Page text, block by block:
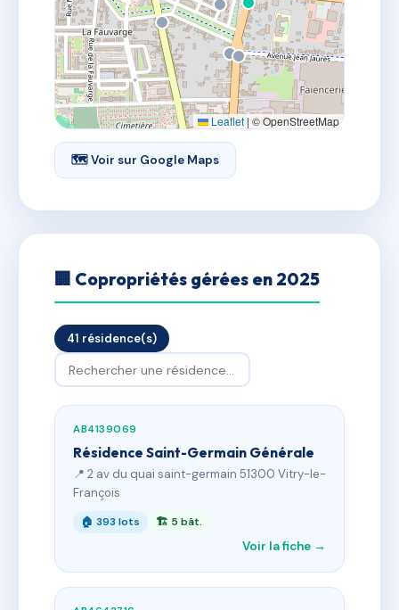
Leaflet | © OpenStreetMap
🗺 Voir sur Google Maps
🏢 Copropriétés gérées en 2025
41 résidence(s)
AB4139069
Résidence Saint-Germain Générale
📍 2 av du quai saint-germain 51300 Vitry-le-
François
🏠 393 lots 🏗 5 bât.
Voir la fiche →